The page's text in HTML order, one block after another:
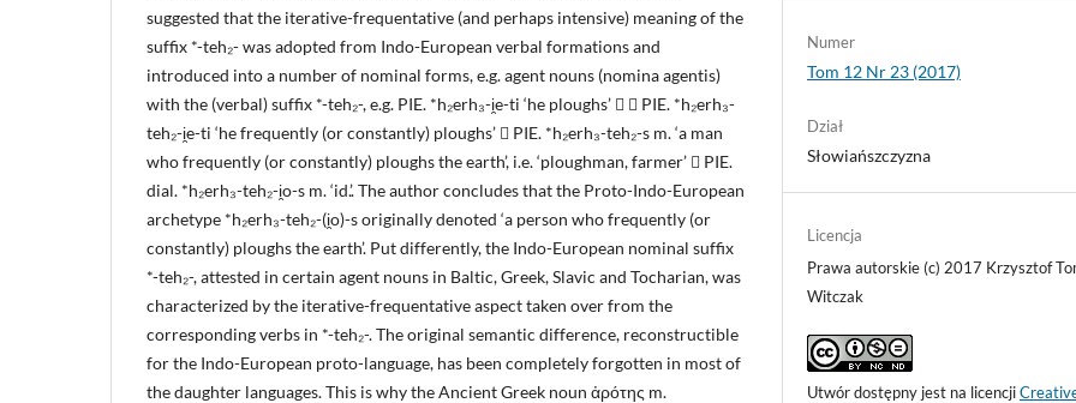
suggested that the iterative-frequentative (and perhaps intensive) meaning of the
suffix *-teh₂- was adopted from Indo-European verbal formations and
introduced into a number of nominal forms, e.g. agent nouns (nomina agentis)
with the (verbal) suffix *-teh₂-, e.g. PIE. *h₂erh₃-i̯e-ti ‘he ploughs’   PIE. *h₂erh₃-
teh₂-i̯e-ti ‘he frequently (or constantly) ploughs’  PIE. *h₂erh₃-teh₂-s m. ‘a man
who frequently (or constantly) ploughs the earth’, i.e. ‘ploughman, farmer’  PIE.
dial. *h₂erh₃-teh₂-i̯o-s m. ‘id.’. The author concludes that the Proto-Indo-European
archetype *h₂erh₃-teh₂-(i̯o)-s originally denoted ‘a person who frequently (or
constantly) ploughs the earth’. Put differently, the Indo-European nominal suffix
*-teh₂-, attested in certain agent nouns in Baltic, Greek, Slavic and Tocharian, was
characterized by the iterative-frequentative aspect taken over from the
corresponding verbs in *-teh₂-. The original semantic difference, reconstructible
for the Indo-European proto-language, has been completely forgotten in most of
the daughter languages. This is why the Ancient Greek noun ἀρότης m.
Numer
Tom 12 Nr 23 (2017)
Dział
Słowiańszczyzna
Licencja
Prawa autorskie (c) 2017 Krzysztof
Witczak
Utwór dostępny jest na licencji